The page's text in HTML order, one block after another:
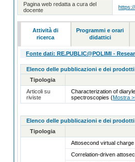
Pagina web redatta a cura del
docente
Attività di
ricerca
Programmi e orari
didattici
Fonte dati: RE.PUBLIC@POLIMI -
Elenco delle pubblicazioni e dei
Tipologia
Articoli su
riviste
Characterization of
spectroscopies(Mostra
Elenco delle pubblicazioni e dei
Tipologia
Attosecond virtual
Correlation-driven